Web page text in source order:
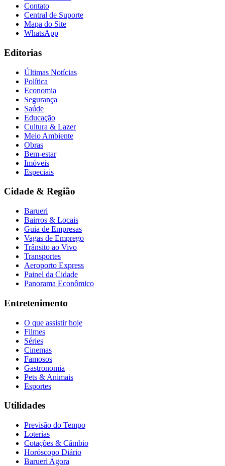
Contato
Central de Suporte
Mapa do Site
WhatsApp
Editorias
Últimas Notícias
Política
Economia
Segurança
Saúde
Educação
Cultura & Lazer
Meio Ambiente
Obras
Bem-estar
Imóveis
Especiais
Cidade & Região
Barueri
Bairros & Locais
Guia de Empresas
Vagas de Emprego
Trânsito ao Vivo
Transportes
Aeroporto Express
Painel da Cidade
Panorama Econômico
Entretenimento
O que assistir hoje
Filmes
Séries
Cinemas
Famosos
Gastronomia
Pets & Animais
Esportes
Utilidades
Previsão do Tempo
Loterias
Cotações & Câmbio
Horóscopo Diário
Barueri Agora